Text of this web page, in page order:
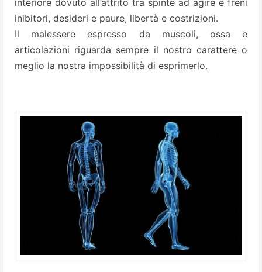
interiore dovuto all’attrito tra spinte ad agire e freni
inibitori, desideri e paure, libertà e costrizioni.
Il malessere espresso da muscoli, ossa e
articolazioni riguarda sempre il nostro carattere o
meglio la nostra impossibilità di esprimerlo.